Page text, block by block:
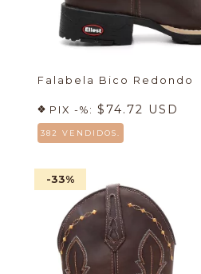
Falabela Bico Redondo
PIX -%: $74.72 USD
382 VENDIDOS.
-33%